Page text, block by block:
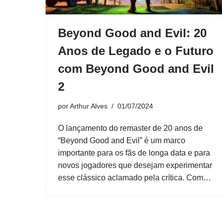
Beyond Good and Evil: 20
Anos de Legado e o Futuro
com Beyond Good and Evil
2
porArthur Alves 01/07/2024
O lançamento do remaster de 20 anos de
“Beyond Good and Evil” é um marco
importante para os fãs de longa data e para
novos jogadores que desejam experimentar
esse clássico aclamado pela crítica. Com…